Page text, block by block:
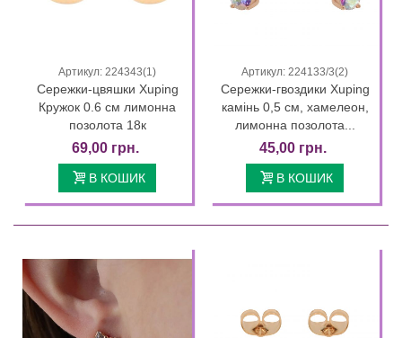
Артикул: 224343(1)
Сережки-цвяшки Xuping
Кружок 0.6 см лимонна
позолота 18к
69,00 грн.
В КОШИК
Артикул: 224133/3(2)
Сережки-гвоздики Xuping
камінь 0,5 см, хамелеон,
лимонна позолота...
45,00 грн.
В КОШИК